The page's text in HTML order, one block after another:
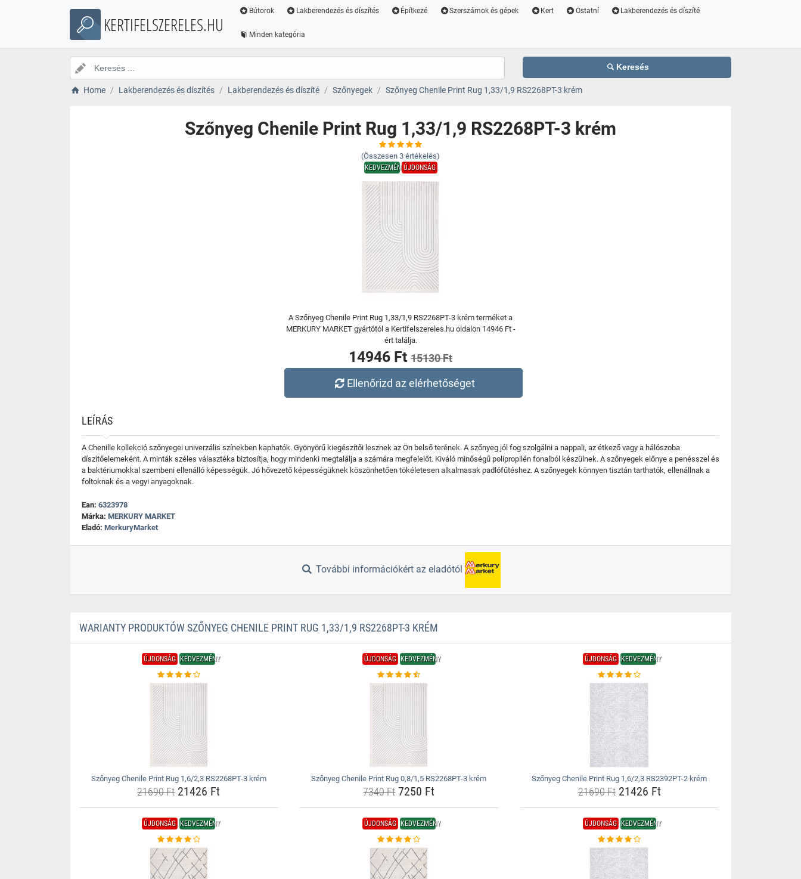
KERTIFELSZERELES.HU
Bútorok Lakberendezés és díszítés Építkezé Szerszámok és gépek Kert Ostatní Lakberendezés és díszíté
Minden kategória
Keresés
Home Lakberendezés és díszítés Lakberendezés és díszíté Szőnyegek Szőnyeg Chenile Print Rug 1,33/1,9 RS2268PT-3 krém
Szőnyeg Chenile Print Rug 1,33/1,9 RS2268PT-3 krém
(Összesen 3 értékelés)
KEDVEZMÉNYÚJDONSÁG
A Szőnyeg Chenile Print Rug 1,33/1,9 RS2268PT-3 krém terméket a
MERKURY MARKET gyártótól a Kertifelszereles.hu oldalon 14946 Ft -
ért találja.
14946 Ft 15130 Ft
Ellenőrizd az elérhetőséget
LEÍRÁS
A Chenille kollekció szőnyegei univerzális színekben kaphatók. Gyönyörű kiegészítői lesznek az Ön belső terének. A szőnyeg jól fog szolgálni a nappali, az étkező vagy a hálószoba
díszítőelemeként. A minták széles választéka biztosítja, hogy mindenki megtalálja a számára megfelelőt. Kiváló minőségű polipropilén fonalból készülnek. A szőnyegek előnye a penésszel és
a baktériumokkal szembeni ellenálló képességük. Jó hővezető képességüknek köszönhetően tökéletesen alkalmasak padlófűtéshez. A szőnyegek könnyen tisztán tarthatók, ellenállnak a
foltoknak és a vegyi anyagoknak.
Ean: 6323978
Márka: MERKURY MARKET
Eladó: MerkuryMarket
További információkért az eladótól
WARIANTY PRODUKTÓW SZŐNYEG CHENILE PRINT RUG 1,33/1,9 RS2268PT-3 KRÉM
ÚJDONSÁG KEDVEZMÉNY
Szőnyeg Chenile Print Rug 1,6/2,3 RS2268PT-3 krém
21690 Ft21426 Ft
ÚJDONSÁG KEDVEZMÉNY
Szőnyeg Chenile Print Rug 0,8/1,5 RS2268PT-3 krém
7340 Ft7250 Ft
ÚJDONSÁG KEDVEZMÉNY
Szőnyeg Chenile Print Rug 1,6/2,3 RS2392PT-2 krém
21690 Ft21426 Ft
ÚJDONSÁG KEDVEZMÉNY ÚJDONSÁG KEDVEZMÉNY ÚJDONSÁG KEDVEZMÉNY